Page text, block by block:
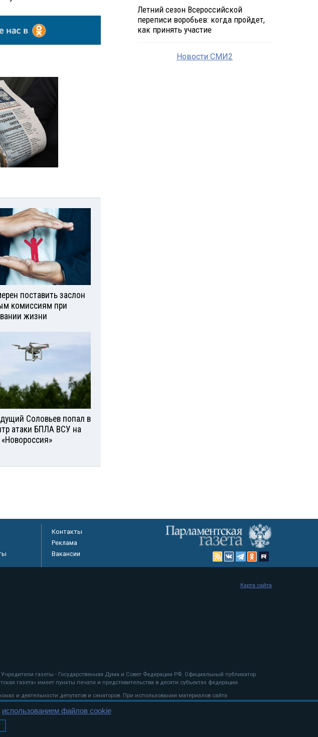
поставить заслон
комиссиям при
жизни
Соловьев попал в
атаки БПЛА ВСУ на
«Новороссия»
Летний сезон Всероссийской
переписи воробьев: когда пройдет,
как принять участие
Новости СМИ2
Контакты
Реклама
Вакансии
газеты - Государственная Дума и Совет Федерации РФ. Официальный публикатор
газета» имеет пункты печати и представительства в десяти субъектах федерации.
и деятельности депутатов и сенаторов. При использовании материалов сайта
Карта сайта
использованием файлов cookie